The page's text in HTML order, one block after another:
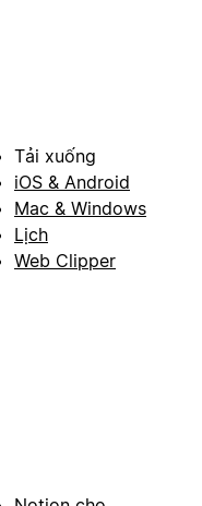
Tải xuống
iOS & Android
Mac & Windows
Lịch
Web Clipper